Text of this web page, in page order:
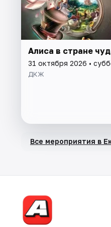
Алиса в стране
31 октября 2026 •
ДКЖ
Все мероприятия в